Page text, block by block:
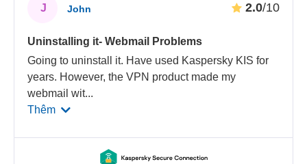
J John 2.0/10
Uninstalling it- Webmail Problems
Going to uninstall it. Have used Kaspersky KIS for
years. However, the VPN product made my
webmail wit...
Thêm